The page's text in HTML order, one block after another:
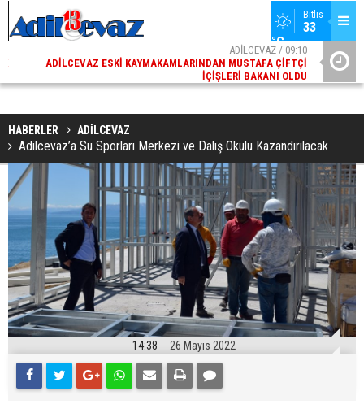
Bitlis
33
°C
ADİLCEVAZ / 09:10
ADILCEVAZ ESKI KAYMAKAMLARINDAN MUSTAFA ÇIFTÇI
İÇIŞLERI BAKANI OLDU
HABERLER ADİLCEVAZ
Adilcevaz’a Su Sporları Merkezi ve Dalış Okulu Kazandırılacak
14:38 26 Mayıs 2022